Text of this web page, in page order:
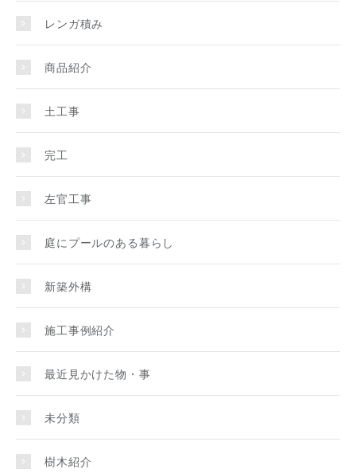
レンガ積み
商品紹介
土工事
完工
左官工事
庭にプールのある暮らし
新築外構
施工事例紹介
最近見かけた物・事
未分類
樹木紹介